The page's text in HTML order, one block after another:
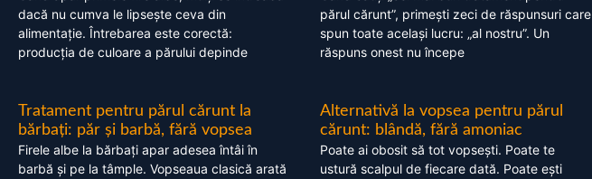
dacă nu cumva le lipsește ceva din
alimentație. Întrebarea este corectă:
producția de culoare a părului depinde
părul cărunt”, primești zeci de răspunsuri care
spun toate același lucru: „al nostru”. Un
răspuns onest nu începe
Tratament pentru părul cărunt la
bărbați: păr și barbă, fără vopsea
Firele albe la bărbați apar adesea întâi în
barbă și pe la tâmple. Vopseaua clasică arată
Alternativă la vopsea pentru părul
cărunt: blândă, fără amoniac
Poate ai obosit să tot vopsești. Poate te
ustură scalpul de fiecare dată. Poate ești